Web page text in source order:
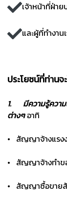
เจ้าหน้าที่ฝ่า
และผู้ที่ทำงา
ประโยชน์ที่ท่านจ
1. มีความรู้ความ
ต่างๆ อาทิ
• สัญญาจ้างแรง
• สัญญาจ้างทำขอ
• สัญญาซื้อขายสั